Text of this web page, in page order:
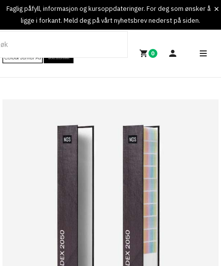
Faglig påfyll, informasjon og kursoppdateringer. For deg som ønsker å
ligge i forkant. Meld deg på vårt nyhetsbrev nederst på siden.
0